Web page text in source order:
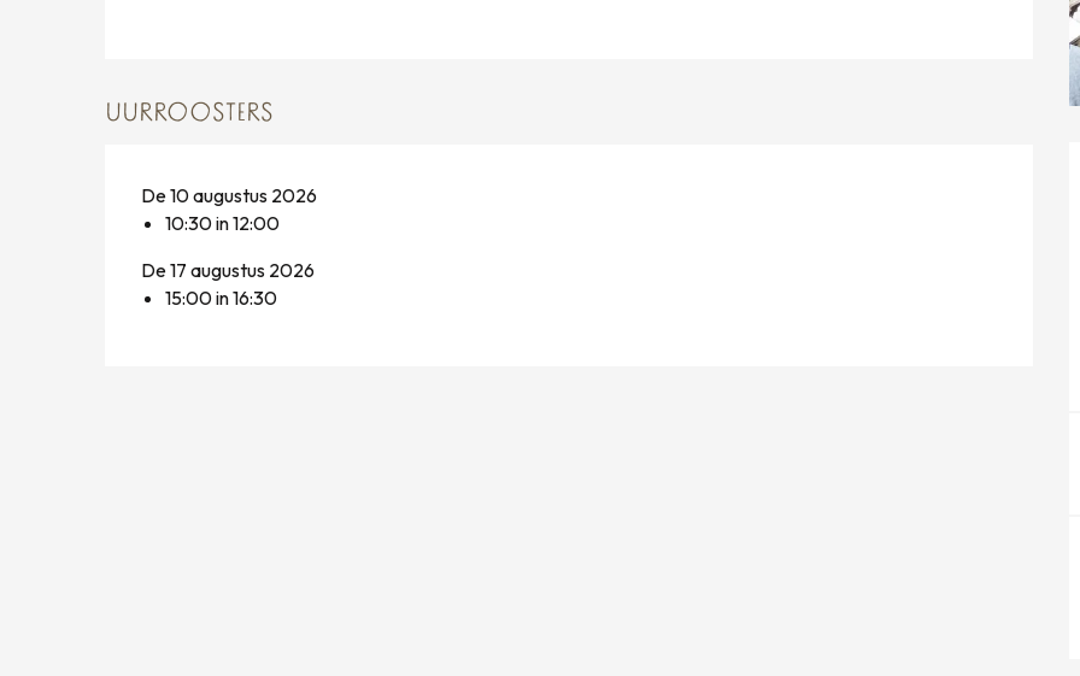
UURROOSTERS
De 10 augustus 2026
10:30 in 12:00
De 17 augustus 2026
15:00 in 16:30